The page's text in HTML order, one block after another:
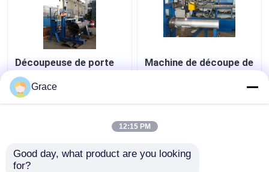
Découpeuse de porte
de la commande
numérique par
ordinateur 2000mm
Contact
Machine de découpe de
Contact
Grace
12:15 PM
Good day, what product are you looking
for?